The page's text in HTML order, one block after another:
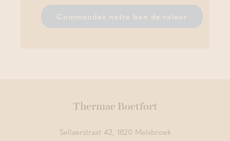
Commandez notre bon de valeur
Thermae Boetfort
Sellaerstraat 42, 1820 Melsbroek